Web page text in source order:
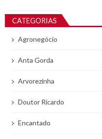
CATEGORIAS
Agronegócio
Anta Gorda
Arvorezinha
Doutor Ricardo
Encantado